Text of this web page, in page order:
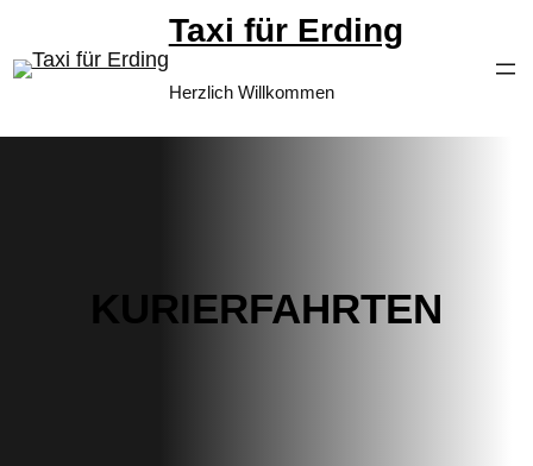
Inhalt
springen
Taxi für Erding
Herzlich Willkommen
KURIERFAHRTEN